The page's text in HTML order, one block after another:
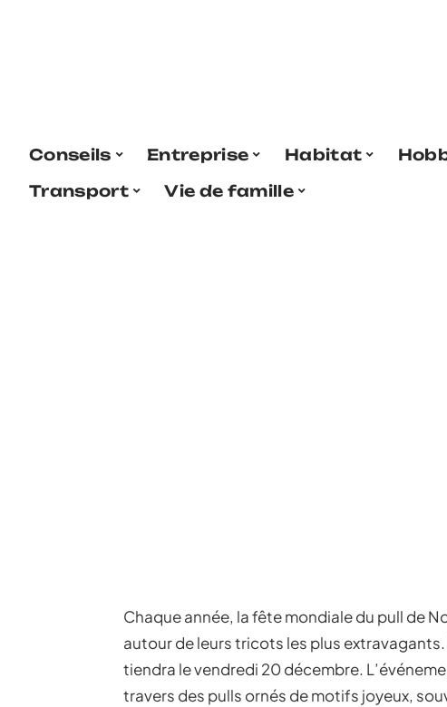
Conseils Entreprise Habitat
Transport
Vie de famille
Chaque année, la fête mondiale du pull de
autour de leurs tricots les plus
tiendra le vendredi 20 décembre.
travers des pulls ornés de motifs joyeux,